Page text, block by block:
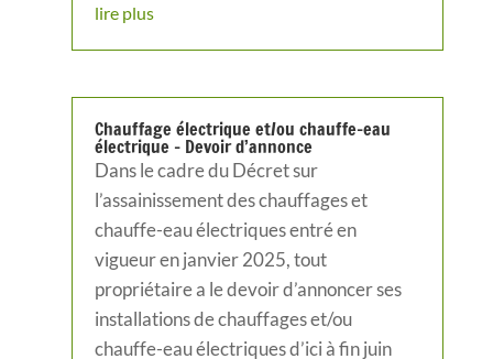
lire plus
Chauffage électrique et/ou chauffe-eau
électrique – Devoir d’annonce
Dans le cadre du Décret sur
l’assainissement des chauffages et
chauffe-eau électriques entré en
vigueur en janvier 2025, tout
propriétaire a le devoir d’annoncer ses
installations de chauffages et/ou
chauffe-eau électriques d’ici à fin juin